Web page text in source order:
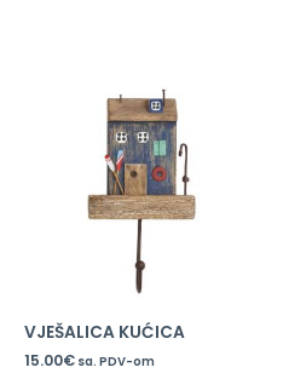
VJEŠALICA KUĆICA
15.00€ sa. PDV-om